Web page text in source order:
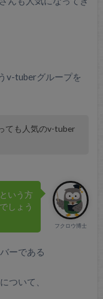
v-tuberグループを
ても人気のv-tuber
フクロウ博士
いう方
しょう
ーである
ついて、